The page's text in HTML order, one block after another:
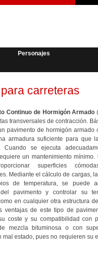
Personajes
carreteras
Continuo de Hormigón Armado
transversales de contracción.
pavimento de hormigón armado
armadura suficiente para que
Cuando se ejecuta
un mantenimiento mínimo.
superficies
Mediante el cálculo de cargas,
de temperatura, se puede
del pavimento y controlar su
en cualquier otra estructura
ventajas de este tipo de
coste y su compatibilidad con
mezcla bituminosa o con
mal estado, pues no requieren su